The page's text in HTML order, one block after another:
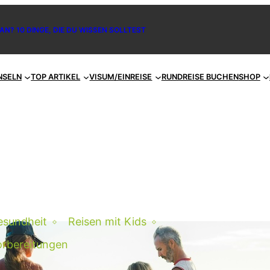
10 DINGE, DIE DU WISSEN SOLLTEST
TOP ARTIKEL VISUM/EINREISE RUNDREISE BUCHENSHOP
Reisen mit Kids